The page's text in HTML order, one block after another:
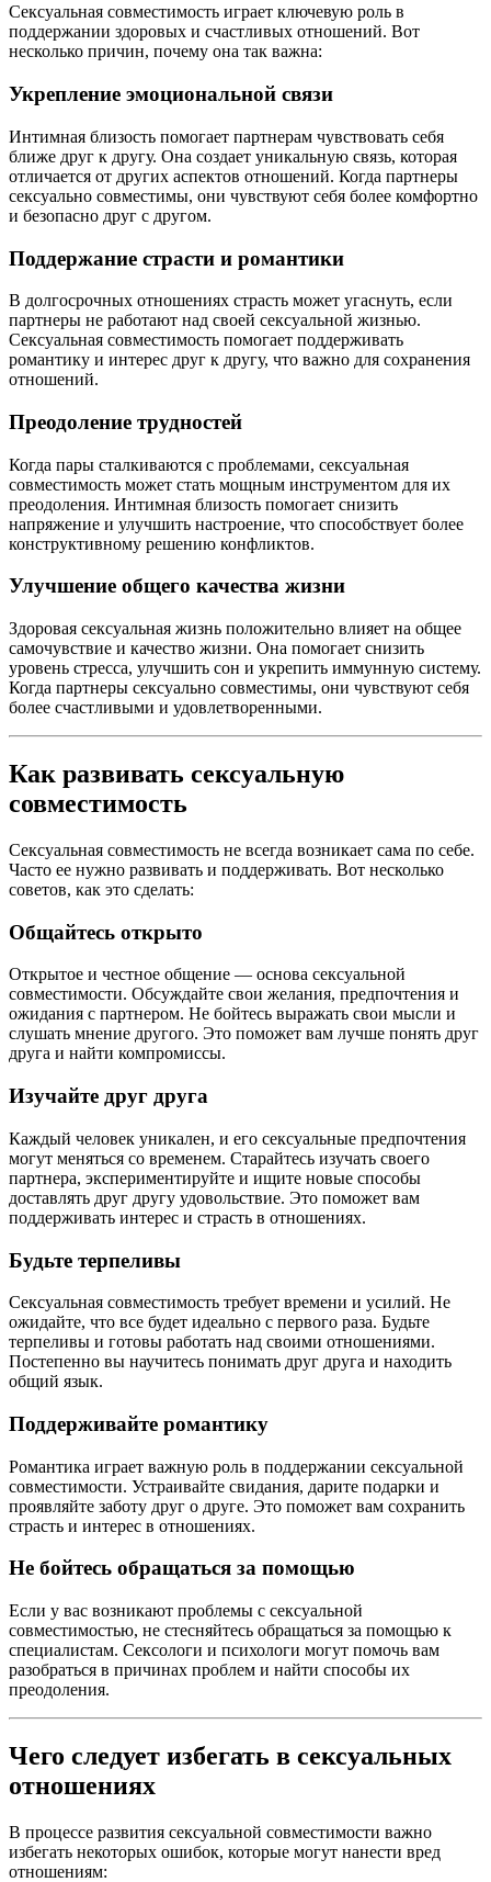
Сексуальная совместимость играет ключевую роль в
поддержании здоровых и счастливых отношений. Вот
несколько причин, почему она так важна:
Укрепление эмоциональной связи
Интимная близость помогает партнерам чувствовать себя
ближе друг к другу. Она создает уникальную связь, которая
отличается от других аспектов отношений. Когда партнеры
сексуально совместимы, они чувствуют себя более комфортно
и безопасно друг с другом.
Поддержание страсти и романтики
В долгосрочных отношениях страсть может угаснуть, если
партнеры не работают над своей сексуальной жизнью.
Сексуальная совместимость помогает поддерживать
романтику и интерес друг к другу, что важно для сохранения
отношений.
Преодоление трудностей
Когда пары сталкиваются с проблемами, сексуальная
совместимость может стать мощным инструментом для их
преодоления. Интимная близость помогает снизить
напряжение и улучшить настроение, что способствует более
конструктивному решению конфликтов.
Улучшение общего качества жизни
Здоровая сексуальная жизнь положительно влияет на общее
самочувствие и качество жизни. Она помогает снизить
уровень стресса, улучшить сон и укрепить иммунную систему.
Когда партнеры сексуально совместимы, они чувствуют себя
более счастливыми и удовлетворенными.
Как развивать сексуальную
совместимость
Сексуальная совместимость не всегда возникает сама по себе.
Часто ее нужно развивать и поддерживать. Вот несколько
советов, как это сделать:
Общайтесь открыто
Открытое и честное общение — основа сексуальной
совместимости. Обсуждайте свои желания, предпочтения и
ожидания с партнером. Не бойтесь выражать свои мысли и
слушать мнение другого. Это поможет вам лучше понять друг
друга и найти компромиссы.
Изучайте друг друга
Каждый человек уникален, и его сексуальные предпочтения
могут меняться со временем. Старайтесь изучать своего
партнера, экспериментируйте и ищите новые способы
доставлять друг другу удовольствие. Это поможет вам
поддерживать интерес и страсть в отношениях.
Будьте терпеливы
Сексуальная совместимость требует времени и усилий. Не
ожидайте, что все будет идеально с первого раза. Будьте
терпеливы и готовы работать над своими отношениями.
Постепенно вы научитесь понимать друг друга и находить
общий язык.
Поддерживайте романтику
Романтика играет важную роль в поддержании сексуальной
совместимости. Устраивайте свидания, дарите подарки и
проявляйте заботу друг о друге. Это поможет вам сохранить
страсть и интерес в отношениях.
Не бойтесь обращаться за помощью
Если у вас возникают проблемы с сексуальной
совместимостью, не стесняйтесь обращаться за помощью к
специалистам. Сексологи и психологи могут помочь вам
разобраться в причинах проблем и найти способы их
преодоления.
Чего следует избегать в сексуальных
отношениях
В процессе развития сексуальной совместимости важно
избегать некоторых ошибок, которые могут нанести вред
отношениям: